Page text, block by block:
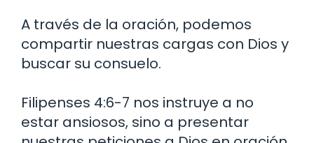
A través de la oración, podemos
compartir nuestras cargas con Dios y
buscar su consuelo.
Filipenses 4:6-7 nos instruye a no
estar ansiosos, sino a presentar